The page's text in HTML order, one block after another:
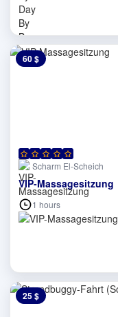
60 $ 0 $
Scharm El-Scheich
VIP-Massagesitzung
1 hours
25 $ 0 $